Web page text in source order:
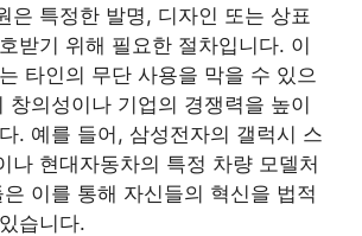
은 특정한 발명, 디자인 또는 상표
받기 위해 필요한 절차입니다. 이
타인의 무단 사용을 막을 수 있으
창의성이나 기업의 경쟁력을 높이
. 예를 들어, 삼성전자의 갤럭시 스
나 현대자동차의 특정 차량 모델처
이를 통해 자신들의 혁신을 법적
습니다.